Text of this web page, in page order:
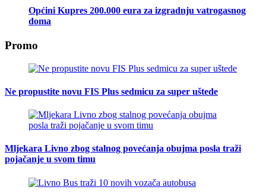
Općini Kupres 200.000 eura za izgradnju vatrogasnog
doma
Promo
Ne propustite novu FIS Plus sedmicu za super uštede
Mljekara Livno zbog stalnog povećanja obujma posla traži
pojačanje u svom timu